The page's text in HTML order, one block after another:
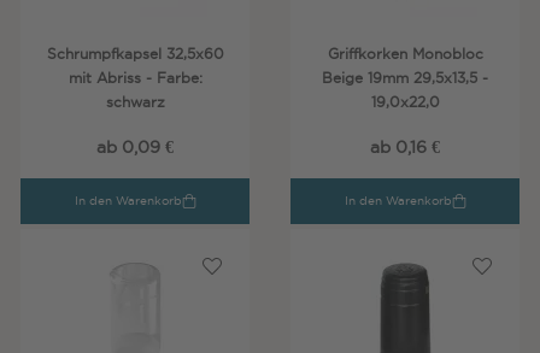
Schrumpfkapsel 32,5x60
mit Abriss - Farbe:
schwarz
ab 0,09 €
In den Warenkorb
Griffkorken Monobloc
Beige 19mm 29,5x13,5 -
19,0x22,0
ab 0,16 €
In den Warenkorb